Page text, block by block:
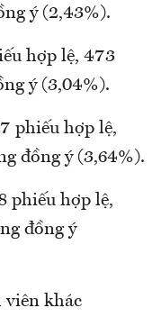
ý (2,43%).
hợp lệ, 473
ý (3,04%).
phiếu hợp lệ,
đồng ý (3,64%).
phiếu hợp lệ,
đồng ý
viên khác